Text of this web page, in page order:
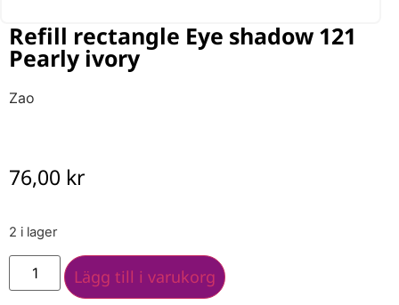
Refill rectangle Eye shadow 121
Pearly ivory
Zao
76,00 kr
2 i lager
Lägg till i varukorg